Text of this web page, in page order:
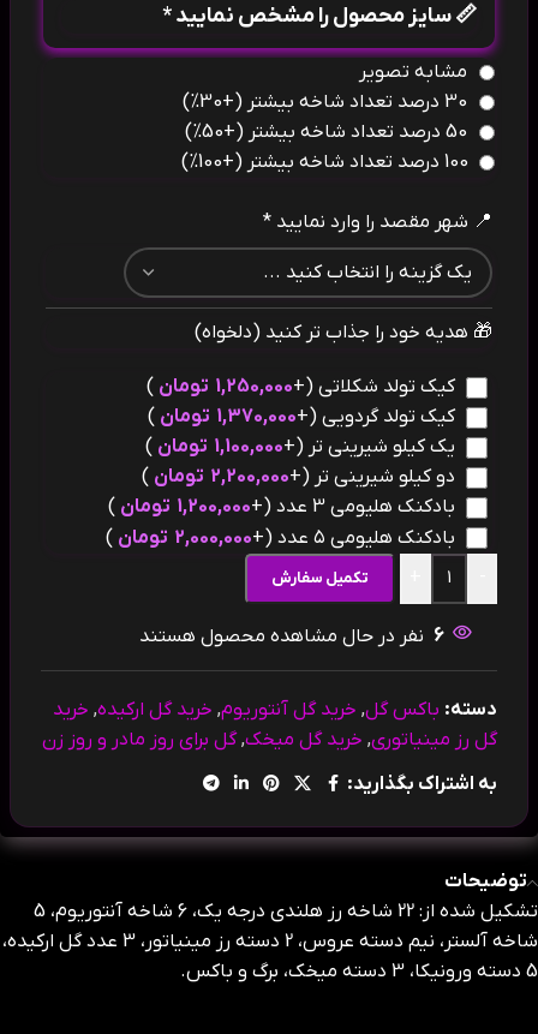
📏 سایز محصول را مشخص نمایید *
مشابه تصویر
(+30%)
(+50%)
100 درصد تعداد شاخه بیشتر
(+100%)
📍 شهر مقصد را وارد نمایید *
🎁 هدیه خود را جذاب تر کنید (دلخواه)
کیک تولد شکلاتی (+
1,250,000 تومان )
کیک تولد گردویی (+
1,370,000 تومان )
یک کیلو شیرینی تر (+
1,100,000 تومان )
دو کیلو شیرینی تر (+
2,200,000 تومان )
بادکنک هلیومی 3 عدد
(+
1,200,000 تومان )
بادکنک هلیومی ۵ عدد
(+
2,000,000 تومان )
تکمیل سفارش
6 نفر در حال مشاهده محصول هستند
دسته: باکس گل, خرید گل آنتوریوم, خرید گل ارکیده, خرید
گل رز مینیاتوری, خرید گل میخک, گل برای روز مادر و روز زن
به اشتراک بگذارید:
توضیحات
تشکیل شده از: 22 شاخه رز هلندی درجه یک، 6 شاخه آنتوریوم، 5
شاخه آلستر، نیم دسته عروس، 2 دسته رز مینیاتور، 3 عدد گل ارکیده،
5 دسته ورونیکا، 3 دسته میخک، برگ و باکس.